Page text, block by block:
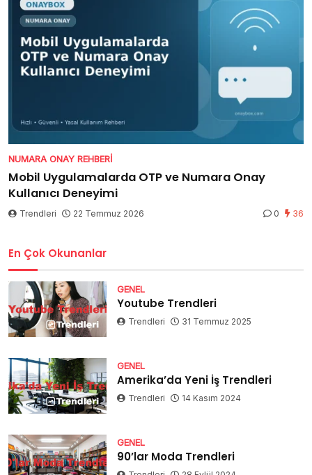
NUMARA ONAY REHBERI
Mobil Uygulamalarda OTP ve Numara Onay
Kullanıcı Deneyimi
Trendleri 22 Temmuz 2026 0 36
En Çok Okunanlar
GENEL
Youtube Trendleri
Trendleri 31 Temmuz 2025
GENEL
Amerika’da Yeni İş Trendleri
Trendleri 14 Kasım 2024
GENEL
90’lar Moda Trendleri